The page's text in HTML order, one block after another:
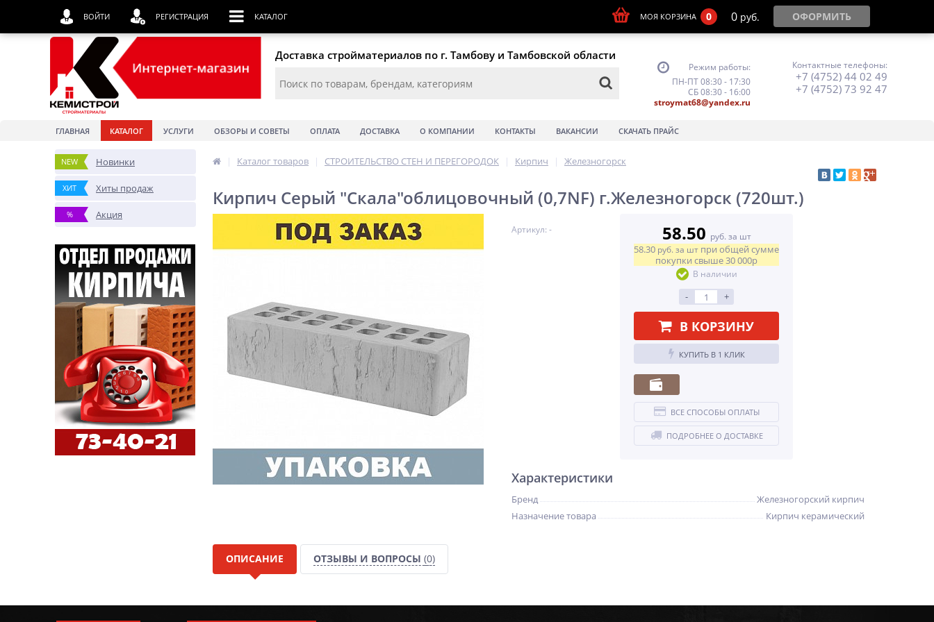
Доставка стройматериалов по г. Тамбову и Тамбовской области
Режим работы:
ПН-ПТ 08:30 - 17:30
СБ 08:30 - 16:00
stroymat68@yandex.ru
Контактные телефоны:
+7 (4752) 44 02 49
+7 (4752) 73 92 47
ГЛАВНАЯ КАТАЛОГ УСЛУГИ ОБЗОРЫ И СОВЕТЫ ОПЛАТА ДОСТАВКА О КОМПАНИИ КОНТАКТЫ ВАКАНСИИ СКАЧАТЬ ПРАЙС
NEW Новинки
ХИТ Хиты продаж
% Акция
| Каталог товаров | СТРОИТЕЛЬСТВО СТЕН И ПЕРЕГОРОДОК | Кирпич | Железногорск
Кирпич Серый "Скала"облицовочный (0,7NF) г.Железногорск (720шт.)
Артикул: - 58.50 руб. за шт
58.30 руб. за шт при общей сумме
покупки свыше30 000р
В наличии
- +
В КОРЗИНУ
КУПИТЬ В 1 КЛИК
ВСЕ СПОСОБЫ ОПЛАТЫ
ПОДРОБНЕЕ О ДОСТАВКЕ
Характеристики
Бренд
Железногорский кирпич
Назначение товара
Кирпич керамический
ОПИСАНИЕ ОТЗЫВЫ И ВОПРОСЫ (0)
ВОЙТИ РЕГИСТРАЦИЯ КАТАЛОГ МОЯ КОРЗИНА 0 0 руб. ОФОРМИТЬ